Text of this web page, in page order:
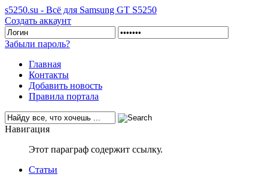
s5250.su - Всё для Samsung GT S5250
Создать аккаунт
Забыли пароль?
Главная
Контакты
Добавить новость
Правила портала
Навигация
Этот параграф содержит ссылку.
Статьи